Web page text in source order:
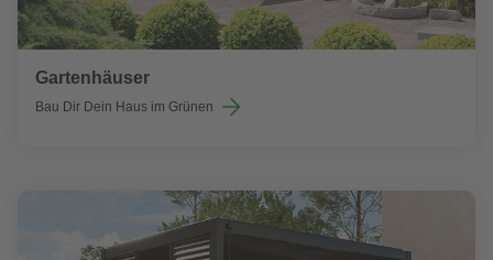
Gartenhäuser
Bau Dir Dein Haus im Grünen